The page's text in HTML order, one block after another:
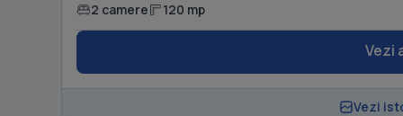
2 camere 120 mp
Vezi
Vezi